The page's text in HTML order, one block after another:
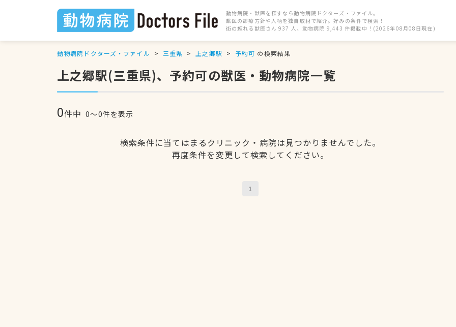
動物病院・獣医を探すなら動物病院ドクターズ・ファイル。
獣医の診療方針や人柄を独自取材で紹介。好みの条件で検索！
街の頼れる獣医さん 937 人、動物病院 9,443 件掲載中！(2026年08月08日現在)
動物病院ドクターズ・ファイル 三重県 上之郷駅 予約可 の検索結果
上之郷駅(三重県)、予約可の獣医・動物病院一覧
0件中 0〜0件を表示
検索条件に当てはまるクリニック・病院は見つかりませんでした。
再度条件を変更して検索してください。
1